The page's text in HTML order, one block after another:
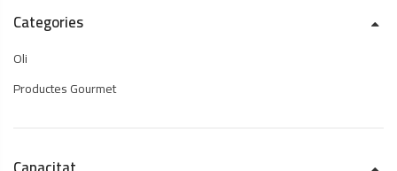
Categories
Oli
Productes Gourmet